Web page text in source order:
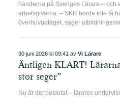
händerna på Sveriges Lärare – och
arbetsgivarna. – SKR borde inte få
överhuvudtaget, säger
30 juni 2026 kl 09:41 av Vi Lärare
Äntligen KLART!
stor seger”
Nu är det beslutat – lärares